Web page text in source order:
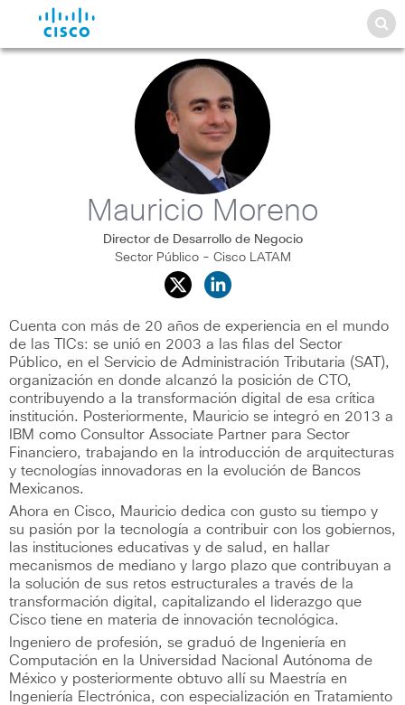
Mauricio Moreno
Director de Desarrollo de Negocio
Sector Público - Cisco LATAM
Cuenta con más de 20 años de experiencia en el mundo
de las TICs: se unió en 2003 a las filas del Sector
Público, en el Servicio de Administración Tributaria (SAT),
organización en donde alcanzó la posición de CTO,
contribuyendo a la transformación digital de esa crítica
institución. Posteriormente, Mauricio se integró en 2013 a
IBM como Consultor Associate Partner para Sector
Financiero, trabajando en la introducción de arquitecturas
y tecnologías innovadoras en la evolución de Bancos
Mexicanos.
Ahora en Cisco, Mauricio dedica con gusto su tiempo y
su pasión por la tecnología a contribuir con los gobiernos,
las instituciones educativas y de salud, en hallar
mecanismos de mediano y largo plazo que contribuyan a
la solución de sus retos estructurales a través de la
transformación digital, capitalizando el liderazgo que
Cisco tiene en materia de innovación tecnológica.
Ingeniero de profesión, se graduó de Ingeniería en
Computación en la Universidad Nacional Autónoma de
México y posteriormente obtuvo allí su Maestría en
Ingeniería Electrónica, con especialización en Tratamiento